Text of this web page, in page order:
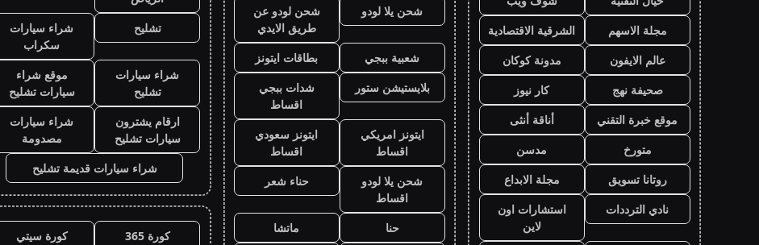
مجلة الاسهم
الشرقية الاقتصادية
عالم الايفون
مدونة كوكان
صحيفة نهج
كار نيوز
موقع خبرة التقني
أناقة أنثى
متورخ
مدسن
روتانا تسويق
مجلة الابداع
نادي الترددات
استشارات اون
لاين
شحن يلا لودو
شحن لودو عن
طريق الايدي
شعبية ببجي
بطاقات ايتونز
بلايستيشن ستور
شدات ببجي
اقساط
ايتونز امريكي
اقساط
ايتونز سعودي
اقساط
شحن يلا لودو
اقساط
حناء شعر
حنا
ماتشا
تشليح
شراء سيارات
سكراب
شراء سيارات
تشليح
موقع شراء
سيارات تشليح
ارقام يشترون
سيارات تشليح
شراء سيارات
مصدومة
شراء سيارات قديمة تشليح
كورة 365
كورة سيتي